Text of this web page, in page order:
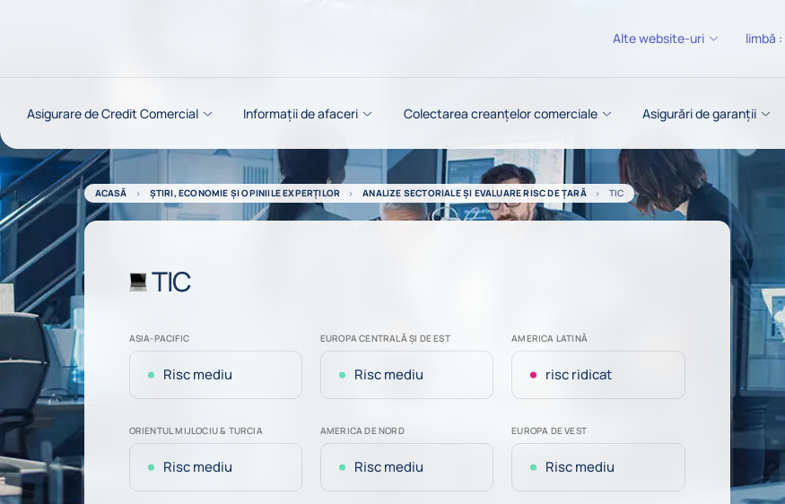
Asigurare de Credit Comercial Informații de afaceri Colectarea creanțelor comerciale Asigurări de garanții
Alte website-uri limbă :
ACASĂ ȘTIRI, ECONOMIE ȘI OPINIILE EXPERȚILOR ANALIZE SECTORIALE ȘI EVALUARE RISC DE ȚARĂ TIC
TIC
ASIA-PACIFIC
Risc mediu
EUROPA CENTRALĂ ȘI DE EST
Risc mediu
AMERICA LATINĂ
risc ridicat
ORIENTUL MIJLOCIU & TURCIA
Risc mediu
AMERICA DE NORD
Risc mediu
EUROPA DE VEST
Risc mediu